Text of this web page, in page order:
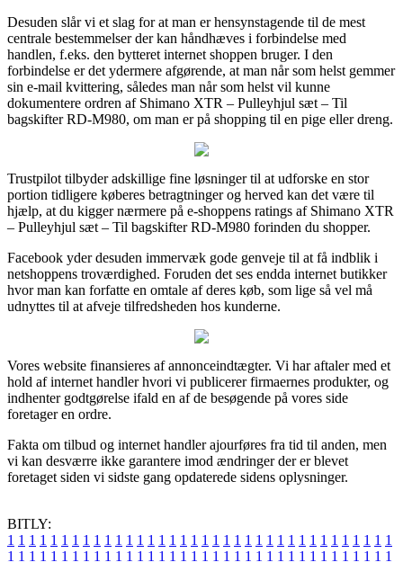
Desuden slår vi et slag for at man er hensynstagende til de mest
centrale bestemmelser der kan håndhæves i forbindelse med
handlen, f.eks. den bytteret internet shoppen bruger. I den
forbindelse er det ydermere afgørende, at man når som helst gemmer
sin e-mail kvittering, således man når som helst vil kunne
dokumentere ordren af Shimano XTR – Pulleyhjul sæt – Til
bagskifter RD-M980, om man er på shopping til en pige eller dreng.
Trustpilot tilbyder adskillige fine løsninger til at udforske en stor
portion tidligere køberes betragtninger og herved kan det være til
hjælp, at du kigger nærmere på e-shoppens ratings af Shimano XTR
– Pulleyhjul sæt – Til bagskifter RD-M980 forinden du shopper.
Facebook yder desuden immervæk gode genveje til at få indblik i
netshoppens troværdighed. Foruden det ses endda internet butikker
hvor man kan forfatte en omtale af deres køb, som lige så vel må
udnyttes til at afveje tilfredsheden hos kunderne.
Vores website finansieres af annonceindtægter. Vi har aftaler med et
hold af internet handler hvori vi publicerer firmaernes produkter, og
indhenter godtgørelse ifald en af de besøgende på vores side
foretager en ordre.
Fakta om tilbud og internet handler ajourføres fra tid til anden, men
vi kan desværre ikke garantere imod ændringer der er blevet
foretaget siden vi sidste gang opdaterede sidens oplysninger.
BITLY:
1 1 1 1 1 1 1 1 1 1 1 1 1 1 1 1 1 1 1 1 1 1 1 1 1 1 1 1 1 1 1 1 1 1 1 1
1 1 1 1 1 1 1 1 1 1 1 1 1 1 1 1 1 1 1 1 1 1 1 1 1 1 1 1 1 1 1 1 1 1 1 1